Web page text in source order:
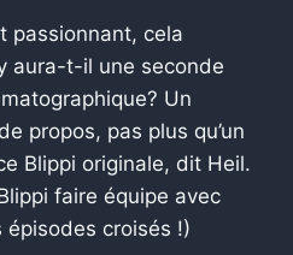
passionnant, cela
aura-t-il une seconde
Un
propos, pas plus qu’un
Blippi originale, dit Heil.
faire équipe avec
épisodes croisés !)